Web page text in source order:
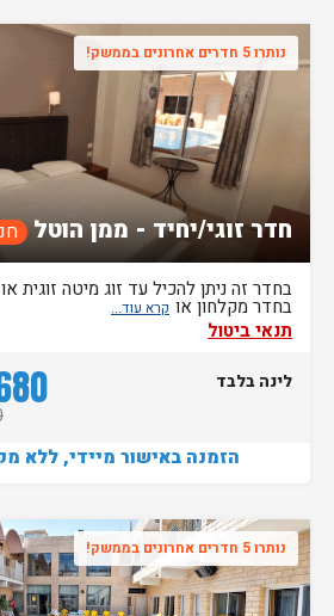
נותרו 5 חדרים אחרונים בממשק!
חדר זוגי/יחיד - ממן הוטל
בחדר מקלחון או
תנאי ביטול
לינה בלבד
הזמנה באישור מיידי, ללא
נותרו 5 חדרים אחרונים בממשק!
הוטלס
יחזור
אליך
בשעות
הפעילות